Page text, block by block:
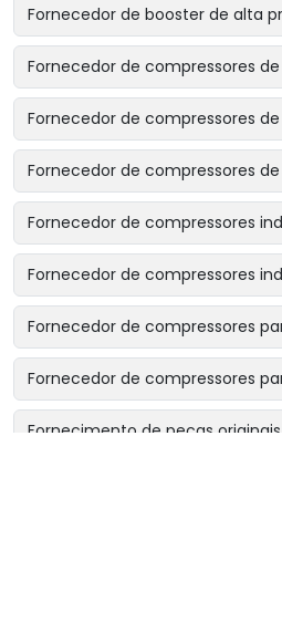
Fornecedor de booster de alta
Fornecedor de compressores
Fornecedor de compressores
Fornecedor de compressores
Fornecedor de compressores
Fornecedor de compressores
Fornecedor de compressores
Fornecedor de compressores
Fornecimento de peças